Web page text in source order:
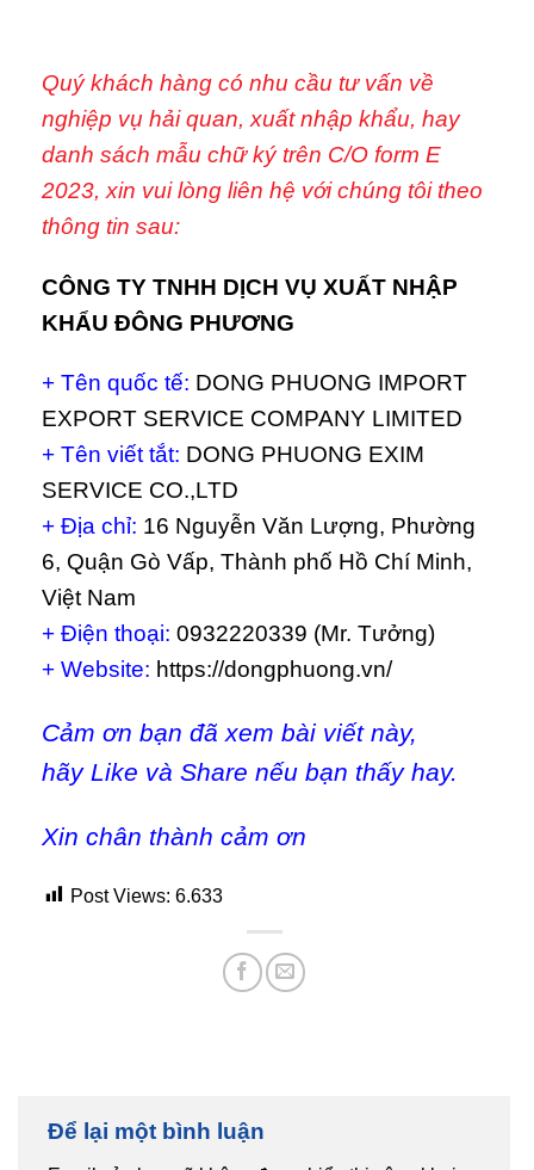
Quý khách hàng có nhu cầu tư vấn về
nghiệp vụ hải quan, xuất nhập khẩu, hay
danh sách mẫu chữ ký trên C/O form E
2023, xin vui lòng liên hệ với chúng tôi theo
thông tin sau:
CÔNG TY TNHH DỊCH VỤ XUẤT NHẬP
KHẨU ĐÔNG PHƯƠNG
+ Tên quốc tế: DONG PHUONG IMPORT
EXPORT SERVICE COMPANY LIMITED
+ Tên viết tắt: DONG PHUONG EXIM
SERVICE CO.,LTD
+ Địa chỉ: 16 Nguyễn Văn Lượng, Phường
6, Quận Gò Vấp, Thành phố Hồ Chí Minh,
Việt Nam
+ Điện thoại: 0932220339 (Mr. Tưởng)
+ Website: https://dongphuong.vn/
Cảm ơn bạn đã xem bài viết này,
hãy Like và Share nếu bạn thấy hay.
Xin chân thành cảm ơn
Post Views: 6.633
Để lại một bình luận